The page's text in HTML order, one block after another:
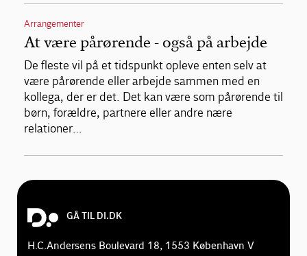
Arrangementer
At være pårørende - også på arbejde
De fleste vil på et tidspunkt opleve enten selv at
være pårørende eller arbejde sammen med en
kollega, der er det. Det kan være som pårørende til
børn, forældre, partnere eller andre nære
relationer…
GÅ TIL DI.DK
H.C.Andersens Boulevard 18, 1553 København V